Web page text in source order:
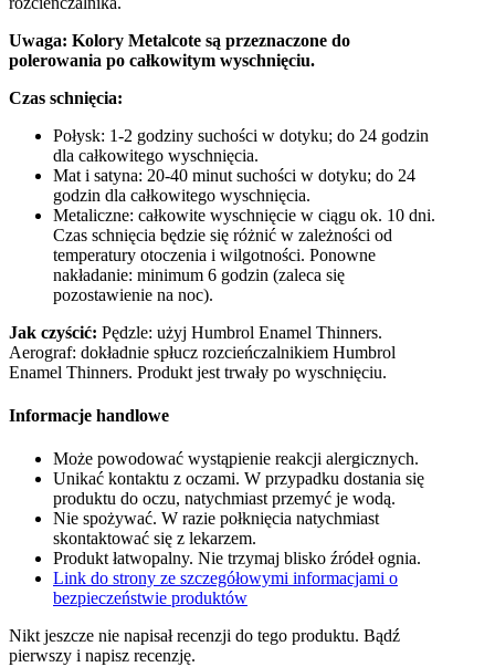
Uwaga: Kolory Metalcote są przeznaczone do
polerowania po całkowitym wyschnięciu.
Czas schnięcia:
Połysk: 1-2 godziny suchości w dotyku; do 24 godzin
dla całkowitego wyschnięcia.
Mat i satyna: 20-40 minut suchości w dotyku; do 24
godzin dla całkowitego wyschnięcia.
Metaliczne: całkowite wyschnięcie w ciągu ok. 10 dni.
Czas schnięcia będzie się różnić w zależności od
temperatury otoczenia i wilgotności. Ponowne
nakładanie: minimum 6 godzin (zaleca się
pozostawienie na noc).
Jak czyścić: Pędzle: użyj Humbrol Enamel Thinners.
Aerograf: dokładnie spłucz rozcieńczalnikiem Humbrol
Enamel Thinners. Produkt jest trwały po wyschnięciu.
Informacje handlowe
Może powodować wystąpienie reakcji alergicznych.
Unikać kontaktu z oczami. W przypadku dostania się
produktu do oczu, natychmiast przemyć je wodą.
Nie spożywać. W razie połknięcia natychmiast
skontaktować się z lekarzem.
Produkt łatwopalny. Nie trzymaj blisko źródeł ognia.
Link do strony ze szczegółowymi informacjami o
bezpieczeństwie produktów
Nikt jeszcze nie napisał recenzji do tego produktu. Bądź
pierwszy i napisz recenzję.